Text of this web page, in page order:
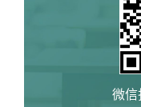
微信